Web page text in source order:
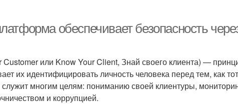
обеспечивает безопасность
Customer или Know Your Client, Знай своего клиента) —
их идентифицировать личность человека перед тем, как
многим целям: пониманию своей клиентуры,
и коррупцией.